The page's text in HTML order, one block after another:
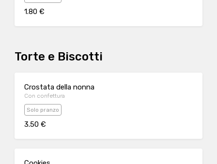
1.80 €
Torte e Biscotti
Crostata della nonna
Con confettura
Solo pranzo
3.50 €